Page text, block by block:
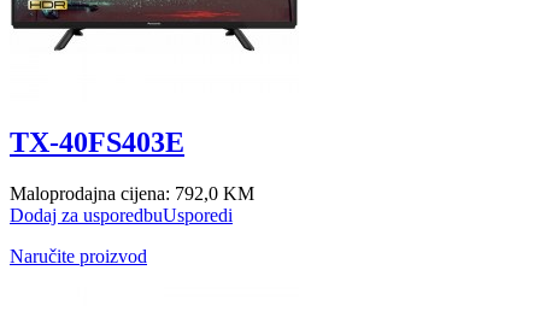
TX-40FS403E
Maloprodajna cijena: 792,0 KM
Dodaj za usporedbuUsporedi
Naručite proizvod